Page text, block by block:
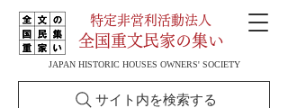
特定非営利活動法人
全国重文民家の集い
JAPAN HISTORIC HOUSES OWNERS' SOCIETY
サイト内を検索する